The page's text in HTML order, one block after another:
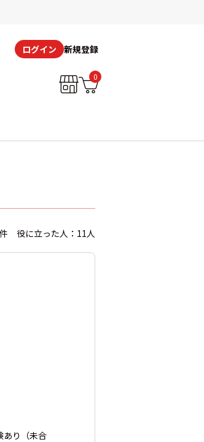
ログイン 新規登録
0
役に立った人：11人
あり（未合